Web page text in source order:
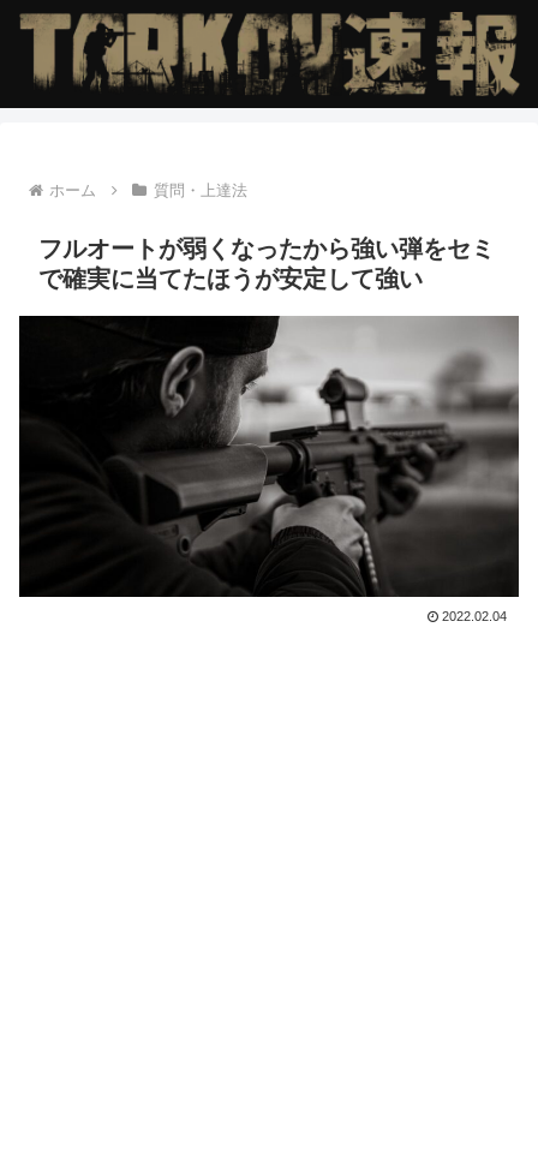
ホーム 質問・上達法
フルオートが弱くなったから強い弾をセミ
で確実に当てたほうが安定して強い
2022.02.04